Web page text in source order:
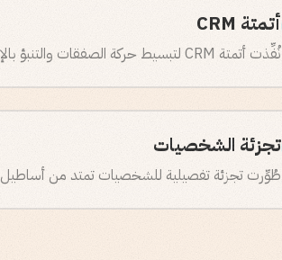
أتمتة CRM
نُفِّذت أتمتة CRM لتبسيط حركة الصفقات والتنبؤ بالإيرادات.
تجزئة الشخصيات
طُوِّرت تجزئة تفصيلية للشخصيات تمتد من أساطيل 1-5 شاحنات حتى 100+ شاحنة.